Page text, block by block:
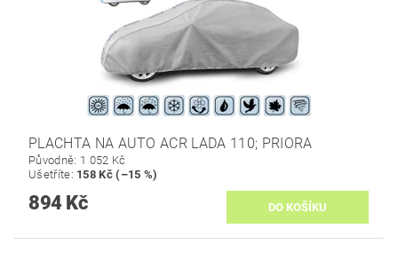
PLACHTA NA AUTO ACR LADA 110; PRIORA
Původně: 1 052 Kč
Ušetříte: 158 Kč (–15 %)
894 Kč